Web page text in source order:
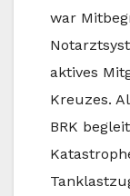
war
aktives
Kreuzes.
BRK